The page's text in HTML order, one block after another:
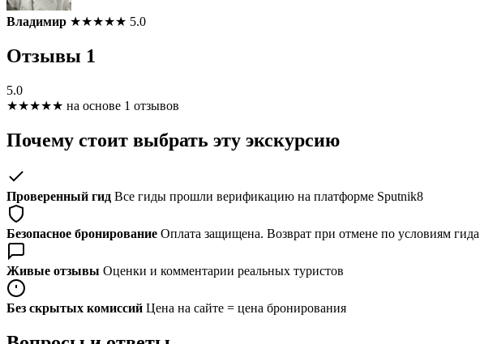
Владимир ★★★★★ 5.0
Отзывы 1
5.0
★★★★★ на основе 1 отзывов
Почему стоит выбрать эту экскурсию
Проверенный гид Все гиды прошли верификацию на платформе Sputnik8
Безопасное бронирование Оплата защищена. Возврат при отмене по условиям гида
Живые отзывы Оценки и комментарии реальных туристов
Без скрытых комиссий Цена на сайте = цена бронирования